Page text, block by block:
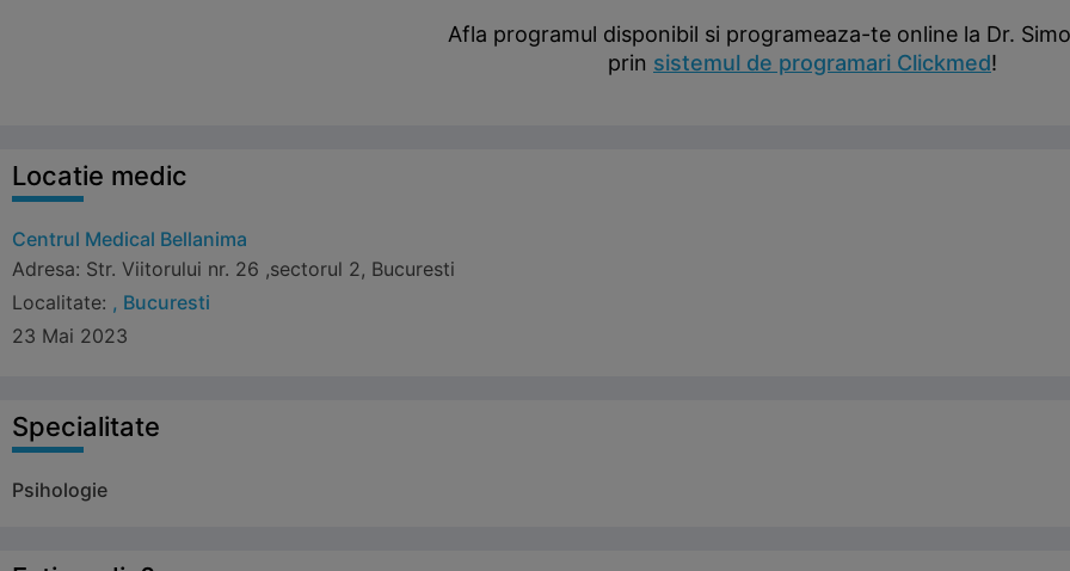
Afla programul disponibil si programeaza-te online la Dr.
prin sistemul de programari Clickmed!
Locatie medic
Centrul Medical Bellanima
Adresa: Str. Viitorului nr. 26 ,sectorul 2, Bucuresti
Localitate: , Bucuresti
23 Mai 2023
Specialitate
Psihologie